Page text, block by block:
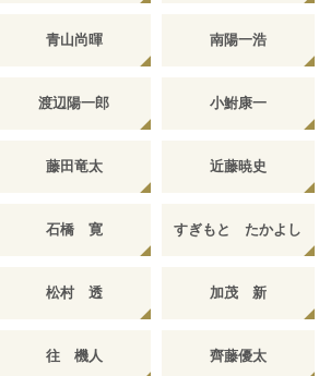
青山尚暉 南陽一浩
渡辺陽一郎 小鮒康一
藤田竜太 近藤暁史
石橋 寛 すぎもと たかよし
松村 透 加茂 新
往 機人 齊藤優太